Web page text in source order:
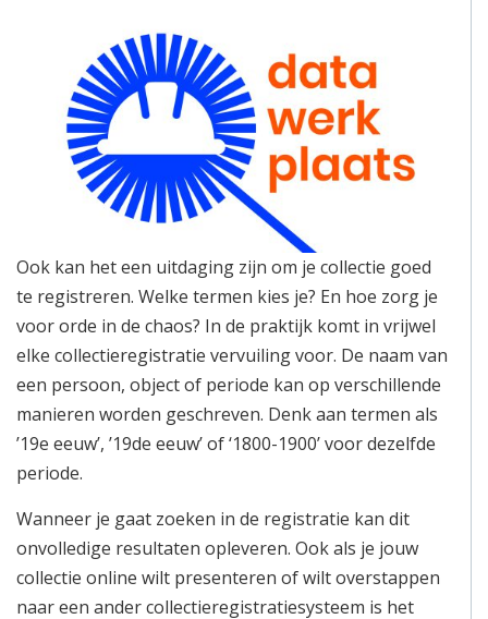
Ook kan het een uitdaging zijn om je collectie goed
te registreren. Welke termen kies je? En hoe zorg je
voor orde in de chaos? In de praktijk komt in vrijwel
elke collectieregistratie vervuiling voor. De naam van
een persoon, object of periode kan op verschillende
manieren worden geschreven. Denk aan termen als
’19e eeuw’, ’19de eeuw’ of ‘1800-1900’ voor dezelfde
periode.
Wanneer je gaat zoeken in de registratie kan dit
onvolledige resultaten opleveren. Ook als je jouw
collectie online wilt presenteren of wilt overstappen
naar een ander collectieregistratiesysteem is het